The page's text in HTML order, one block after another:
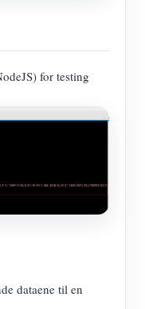
for testing
dataene til en